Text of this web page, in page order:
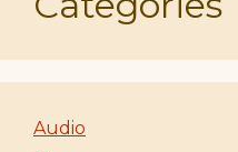
Audio